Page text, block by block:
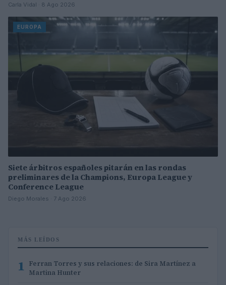
Carla Vidal · 8 Ago 2026
EUROPA
Siete árbitros españoles pitarán en las rondas
preliminares de la Champions, Europa League y
Conference League
Diego Morales · 7 Ago 2026
MÁS LEÍDOS
1 Ferran Torres y sus relaciones: de Sira Martínez a
Martina Hunter